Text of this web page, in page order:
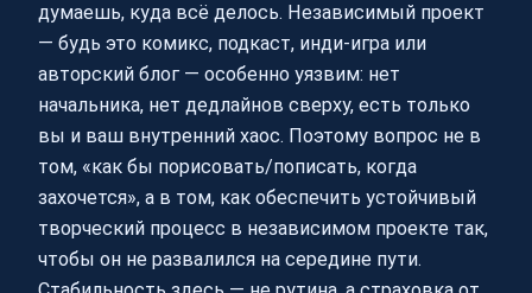
думаешь, куда всё делось. Независимый проект
— будь это комикс, подкаст, инди‑игра или
авторский блог — особенно уязвим: нет
начальника, нет дедлайнов сверху, есть только
вы и ваш внутренний хаос. Поэтому вопрос не в
том, «как бы порисовать/пописать, когда
захочется», а в том, как обеспечить устойчивый
творческий процесс в независимом проекте так,
чтобы он не развалился на середине пути.